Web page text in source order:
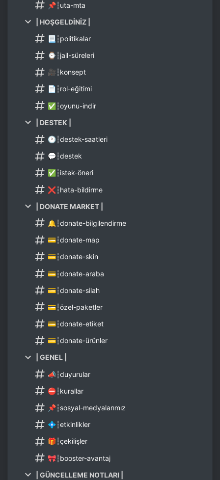
📌┆uta-mta
| HOŞGELDİNİZ |
📃┆politikalar
⌚┆jail-süreleri
🎥┆konsept
📄┆rol-eğitimi
✅┆oyunu-indir
| DESTEK |
🕐┆destek-saatleri
💬┆destek
✅┆istek-öneri
❌┆hata-bildirme
| DONATE MARKET |
🔔┆donate-bilgilendirme
💳┆donate-map
💳┆donate-skin
💳┆donate-araba
💳┆donate-silah
💳┆özel-paketler
💳┆donate-etiket
💳┆donate-ürünler
| GENEL |
📣┆duyurular
⛔┆kurallar
📌┆sosyal-medyalarımız
💠┆etkinlikler
🎁┆çekilişler
🎀┆booster-avantaj
| GÜNCELLEME NOTLARI |